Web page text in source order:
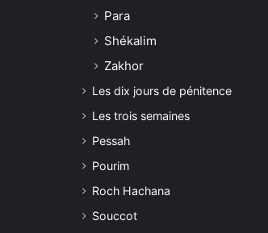
Para
Shékalim
Zakhor
Les dix jours de pénitence
Les trois semaines
Pessah
Pourim
Roch Hachana
Souccot